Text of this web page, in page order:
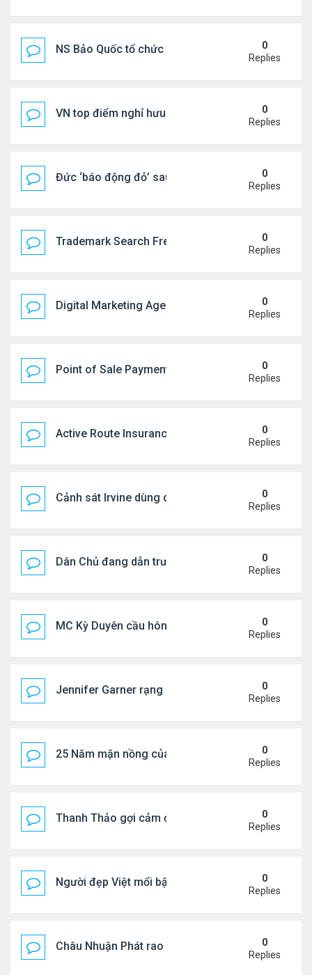
NS Bảo Quốc tổ chức sn cho bà xã
0
Replies
VN top điểm nghỉ hưu lý tưởng cho người Mỹ
0
Replies
Đức ‘báo động đỏ’ sau vụ phát hiện UAV mang
0
Replies
Trademark Search Free – Is It Worth Doing
0
Replies
Digital Marketing Agency NYC | Strategic Online
0
Replies
Point of Sale Payment Processing: Why 0
Replies
Active Route Insurance
0
Replies
Cảnh sát Irvine dùng drone bắt kẻ trộm trong
0
Replies
Dân Chủ đang dẫn trước Cộng Hòa trong các
0
Replies
MC Kỳ Duyên cầu hôn lại chồng cũ
0
Replies
Jennifer Garner rạng rỡ bên bạn trai kém 6 tuổi
0
Replies
25 Năm mặn nồng của 'Điệp viên 007'
0
Replies
Thanh Thảo gợi cảm ở tuổi 49
0
Replies
Người đẹp Việt mổi bật giữa dàn sao châu Á
0
Replies
Châu Nhuận Phát rao bán tài sản
0
Replies